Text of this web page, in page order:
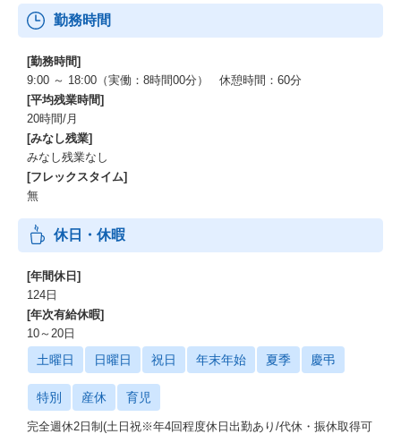
勤務時間
[勤務時間]
9:00 ～ 18:00（実働：8時間00分） 休憩時間：60分
[平均残業時間]
20時間/月
[みなし残業]
みなし残業なし
[フレックスタイム]
無
休日・休暇
[年間休日]
124日
[年次有給休暇]
10～20日
土曜日 日曜日 祝日 年末年始 夏季 慶弔
特別 産休 育児
完全週休2日制(土日祝※年4回程度休日出勤あり/代休・振休取得可